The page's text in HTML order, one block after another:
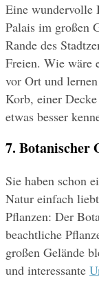
Eine wundervolle
Palais im großen
Rande des
Freien. Wie wäre
vor Ort und
Korb, einer
etwas besser
7. Botanischer
Sie haben schon
Natur einfach
Pflanzen: Der
beachtliche
großen Gelände
und interessante